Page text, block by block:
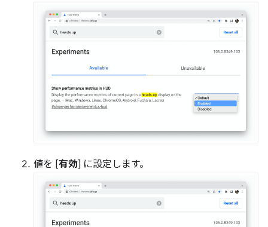
値を [有効] に設定します。